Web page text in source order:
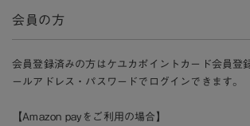
会員の方
会員登録済みの方はケユカポイントカード会員登
ールアドレス・パスワードでログインできます。
【Amazon payをご利用の場合】